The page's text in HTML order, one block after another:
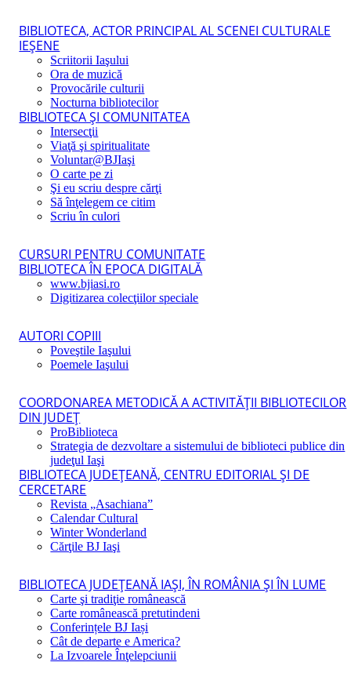
BIBLIOTECA, ACTOR PRINCIPAL AL SCENEI CULTURALE
IEŞENE
Scriitorii Iaşului
Ora de muzică
Provocările culturii
Nocturna bibliotecilor
BIBLIOTECA ŞI COMUNITATEA
Intersecţii
Viaţă şi spiritualitate
Voluntar@BJIaşi
O carte pe zi
Şi eu scriu despre cărţi
Să înţelegem ce citim
Scriu în culori
CURSURI PENTRU COMUNITATE
BIBLIOTECA ÎN EPOCA DIGITALĂ
www.bjiasi.ro
Digitizarea colecţiilor speciale
AUTORI COPIII
Poveştile Iaşului
Poemele Iaşului
COORDONAREA METODICĂ A ACTIVITĂŢII BIBLIOTECILOR
DIN JUDEŢ
ProBiblioteca
Strategia de dezvoltare a sistemului de biblioteci publice din
judeţul Iaşi
BIBLIOTECA JUDEŢEANĂ, CENTRU EDITORIAL ŞI DE
CERCETARE
Revista „Asachiana”
Calendar Cultural
Winter Wonderland
Cărţile BJ Iaşi
BIBLIOTECA JUDEŢEANĂ IAŞI, ÎN ROMÂNIA ŞI ÎN LUME
Carte şi tradiţie românească
Carte românească pretutindeni
Conferințele BJ Iași
Cât de departe e America?
La Izvoarele Înţelepciunii